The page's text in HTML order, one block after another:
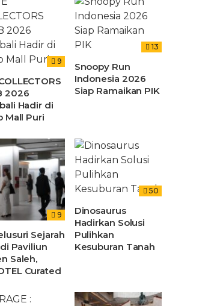
9
2026
Hadir di
Mall Puri
13
Snoopy Run
Indonesia 2026
Siap Ramaikan PIK
9
Sejarah
Paviliun
Saleh,
Curated
50
Dinosaurus
Hadirkan Solusi
Pulihkan
Kesuburan Tanah